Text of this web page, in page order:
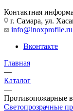
Контактная
г. Самара, ул.
info@inoxprofile.ru
Вконтакте
Главная
—
Каталог
—
Противопожарные
Светопрозрачные